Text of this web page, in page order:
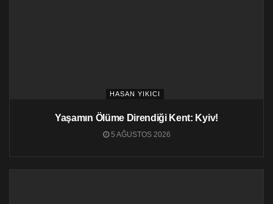
HASAN YIKICI
Yaşamın Ölüme Direndiği Kent: Kyiv!
5 AĞUSTOS 2026